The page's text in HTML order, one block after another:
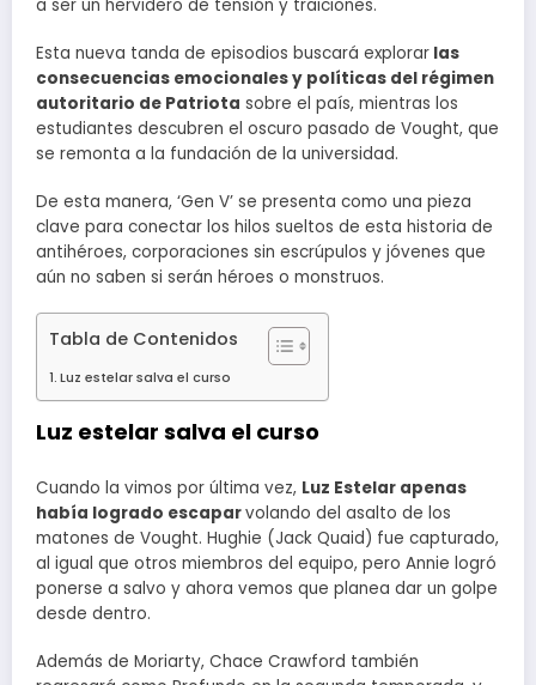
a ser un hervidero de tensión y traiciones.
Esta nueva tanda de episodios buscará explorar las
consecuencias emocionales y políticas del régimen
autoritario de Patriota sobre el país, mientras los
estudiantes descubren el oscuro pasado de Vought, que
se remonta a la fundación de la universidad.
De esta manera, ‘Gen V’ se presenta como una pieza
clave para conectar los hilos sueltos de esta historia de
antihéroes, corporaciones sin escrúpulos y jóvenes que
aún no saben si serán héroes o monstruos.
Tabla de Contenidos
Luz estelar salva el curso
Luz estelar salva el curso
Cuando la vimos por última vez, Luz Estelar apenas
había logrado escaparvolando del asalto de los
matones de Vought. Hughie (Jack Quaid) fue capturado,
al igual que otros miembros del equipo, pero Annie logró
ponerse a salvo y ahora vemos que planea dar un golpe
desde dentro.
Además de Moriarty, Chace Crawford también